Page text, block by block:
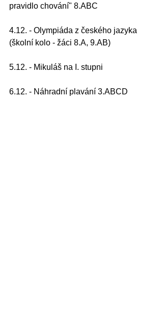
pravidlo chování" 8.ABC
4.12. - Olympiáda z českého jazyka
(školní kolo - žáci 8.A, 9.AB)
5.12. - Mikuláš na I. stupni
6.12. - Náhradní plavání 3.ABCD